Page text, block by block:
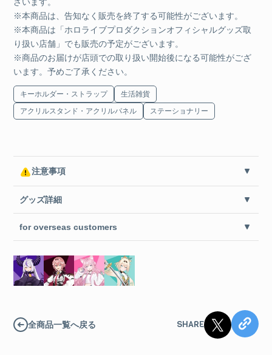
ざいます。
※本商品は、告知なく販売を終了する可能性がございます。
※本商品は「ホロライブプロダクションオフィシャルグッズ取
り扱い店舗」でも販売の予定がございます。
※商品のお届けが店頭での取り扱い開始後になる可能性がござ
います。予めご了承ください。
キーホルダー・ストラップ
生活雑貨
アクリルスタンド・アクリルパネル
ステーショナリー
注意事項
グッズ詳細
for overseas customers
全商品一覧へ戻る SHARE